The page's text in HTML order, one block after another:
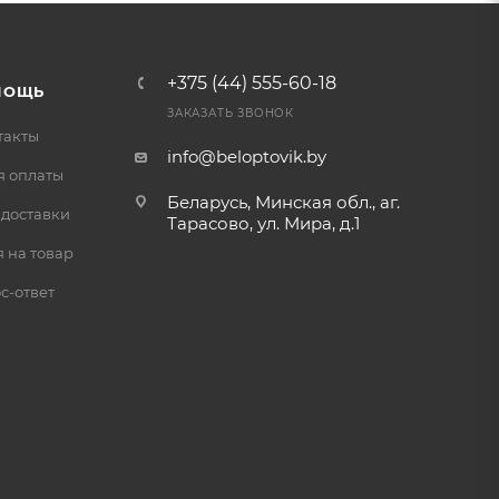
оплаты
на товар
ответ
+375 (44) 555-60-18
ЗАКАЗАТЬ ЗВОНОК
info@beloptovik.by
Беларусь, Минская обл., аг.
Тарасово, ул. Мира, д.1